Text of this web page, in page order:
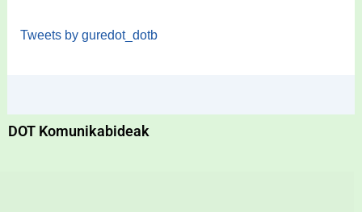
Tweets by guredot_dotb
DOT Komunikabideak